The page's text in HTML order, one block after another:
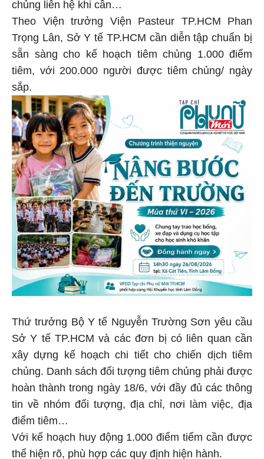
chủng liên hệ khi cần…
Theo Viện trưởng Viện Pasteur TP.HCM Phan
Trọng Lân, Sở Y tế TP.HCM cần diễn tập chuẩn bị
sẵn sàng cho kế hoạch tiêm chủng 1.000 điểm
tiêm, với 200.000 người được tiêm chủng/ ngày
sắp.
Thứ trưởng Bộ Y tế Nguyễn Trường Sơn yêu cầu
Sở Y tế TP.HCM và các đơn bị có liên quan cần
xây dựng kế hoạch chi tiết cho chiến dịch tiêm
chủng. Danh sách đối tượng tiêm chủng phải được
hoàn thành trong ngày 18/6, với đầy đủ các thông
tin về nhóm đối tượng, địa chỉ, nơi làm việc, địa
điểm tiêm…
Với kế hoạch huy động 1.000 điểm tiểm cần được
thể hiện rõ, phù hợp các quy định hiện hành.